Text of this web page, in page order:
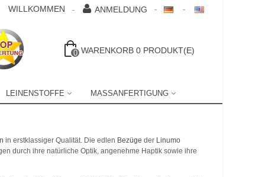
WILLKOMMEN ANMELDUNG
0 WARENKORB 0 PRODUKT(E)
LEINENSTOFFE MASSANFERTIGUNG
in erstklassiger Qualität. Die edlen Bezüge der Linumo
durch ihre natürliche Optik, angenehme Haptik sowie ihre